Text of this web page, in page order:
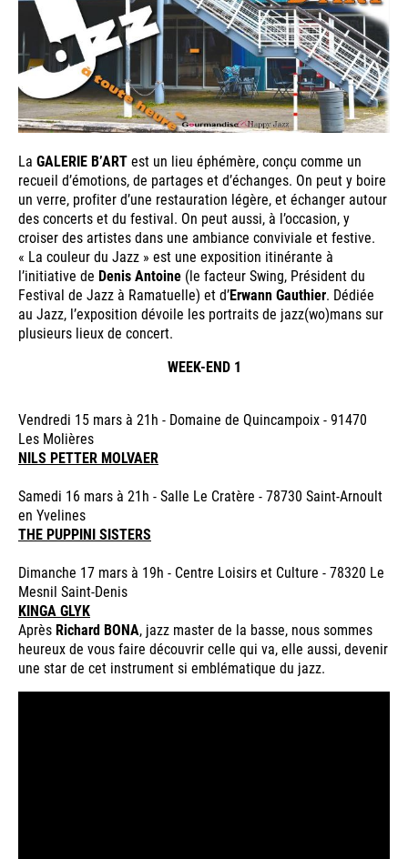
La GALERIE B’ARTest un lieu éphémère, conçu comme un
recueil d’émotions, de partages et d’échanges. On peut y boire
un verre, profiter d’une restauration légère, et échanger autour
des concerts et du festival. On peut aussi, à l’occasion, y
croiser des artistes dans une ambiance conviviale et festive.
« La couleur du Jazz » est une exposition itinérante à
l’initiative de Denis Antoine (le facteur Swing, Président du
Festival de Jazz à Ramatuelle) et d’Erwann Gauthier. Dédiée
au Jazz, l’exposition dévoile les portraits de jazz(wo)mans sur
plusieurs lieux de concert.
WEEK-END 1
Vendredi 15 mars à 21h - Domaine de Quincampoix - 91470
Les Molières
NILS PETTER MOLVAER
Samedi 16 mars à 21h - Salle Le Cratère - 78730 Saint-Arnoult
en Yvelines
THE PUPPINI SISTERS
Dimanche 17 mars à 19h - Centre Loisirs et Culture - 78320 Le
Mesnil Saint-Denis
KINGA GLYK
Après Richard BONA, jazz master de la basse, nous sommes
heureux de vous faire découvrir celle qui va, elle aussi, devenir
une star de cet instrument si emblématique du jazz.